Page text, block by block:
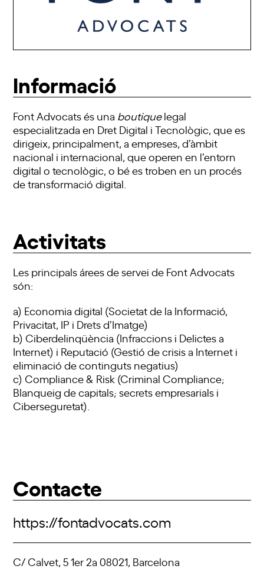
Informació
Font Advocats és una boutiquelegal
especialitzada en Dret Digital i Tecnològic, que es
dirigeix, principalment, a empreses, d’àmbit
nacional i internacional, que operen en l’entorn
digital o tecnològic, o bé es troben en un procés
de transformació digital.
Activitats
Les principals árees de servei de Font Advocats
són:
a) Economia digital (Societat de la Informació,
Privacitat, IP i Drets d’Imatge)
b) Ciberdelinqüència (Infraccions i Delictes a
Internet) i Reputació (Gestió de crisis a Internet i
eliminació de continguts negatius)
c) Compliance & Risk (Criminal Compliance;
Blanqueig de capitals; secrets empresarials i
Ciberseguretat).
Contacte
https://fontadvocats.com
C/ Calvet, 5 1er 2a 08021, Barcelona